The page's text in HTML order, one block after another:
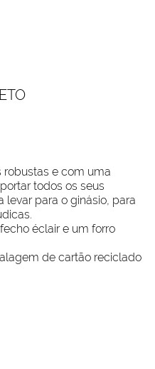
e com uma
todos os seus
levar para o ginásio, para
éclair e um forro
de cartão reciclado